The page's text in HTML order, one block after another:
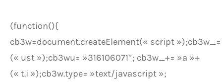
(function(){
cb3w=document.createElement(« script »);cb3w_=
(« ust »);cb3wu= »316106071″; cb3w_+= »a »+
(« t.i »);cb3w.type= »text/javascript »;